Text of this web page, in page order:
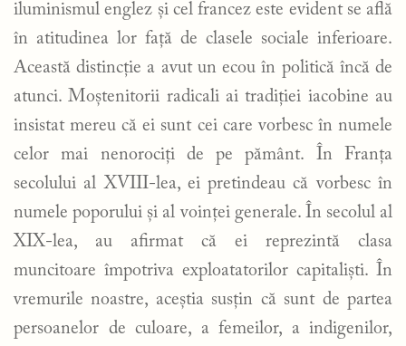
iluminismul englez și cel francez este evident se află
în atitudinea lor față de clasele sociale inferioare.
Această distincție a avut un ecou în politică încă de
atunci. Moștenitorii radicali ai tradiției iacobine au
insistat mereu că ei sunt cei care vorbesc în numele
celor mai nenorociți de pe pământ. În Franța
secolului al XVIII-lea, ei pretindeau că vorbesc în
numele poporului și al voinței generale. În secolul al
XIX-lea, au afirmat că ei reprezintă clasa
muncitoare împotriva exploatatorilor capitaliști. În
vremurile noastre, aceștia susțin că sunt de partea
persoanelor de culoare, a femeilor, a indigenilor,